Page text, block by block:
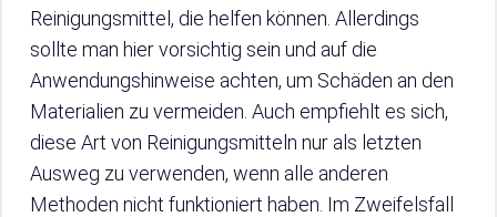
Reinigungsmittel, die helfen können. Allerdings
sollte man hier vorsichtig sein und auf die
Anwendungshinweise achten, um Schäden an den
Materialien zu vermeiden. Auch empfiehlt es sich,
diese Art von Reinigungsmitteln nur als letzten
Ausweg zu verwenden, wenn alle anderen
Methoden nicht funktioniert haben. Im Zweifelsfall